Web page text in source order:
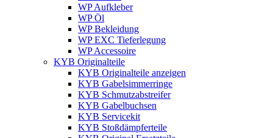
WP Aufkleber
WP Öl
WP Bekleidung
WP EXC Tieferlegung
WP Accessoire
KYB Originalteile
KYB Originalteile anzeigen
KYB Gabelsimmerringe
KYB Schmutzabstreifer
KYB Gabelbuchsen
KYB Servicekit
KYB Stoßdämpferteile